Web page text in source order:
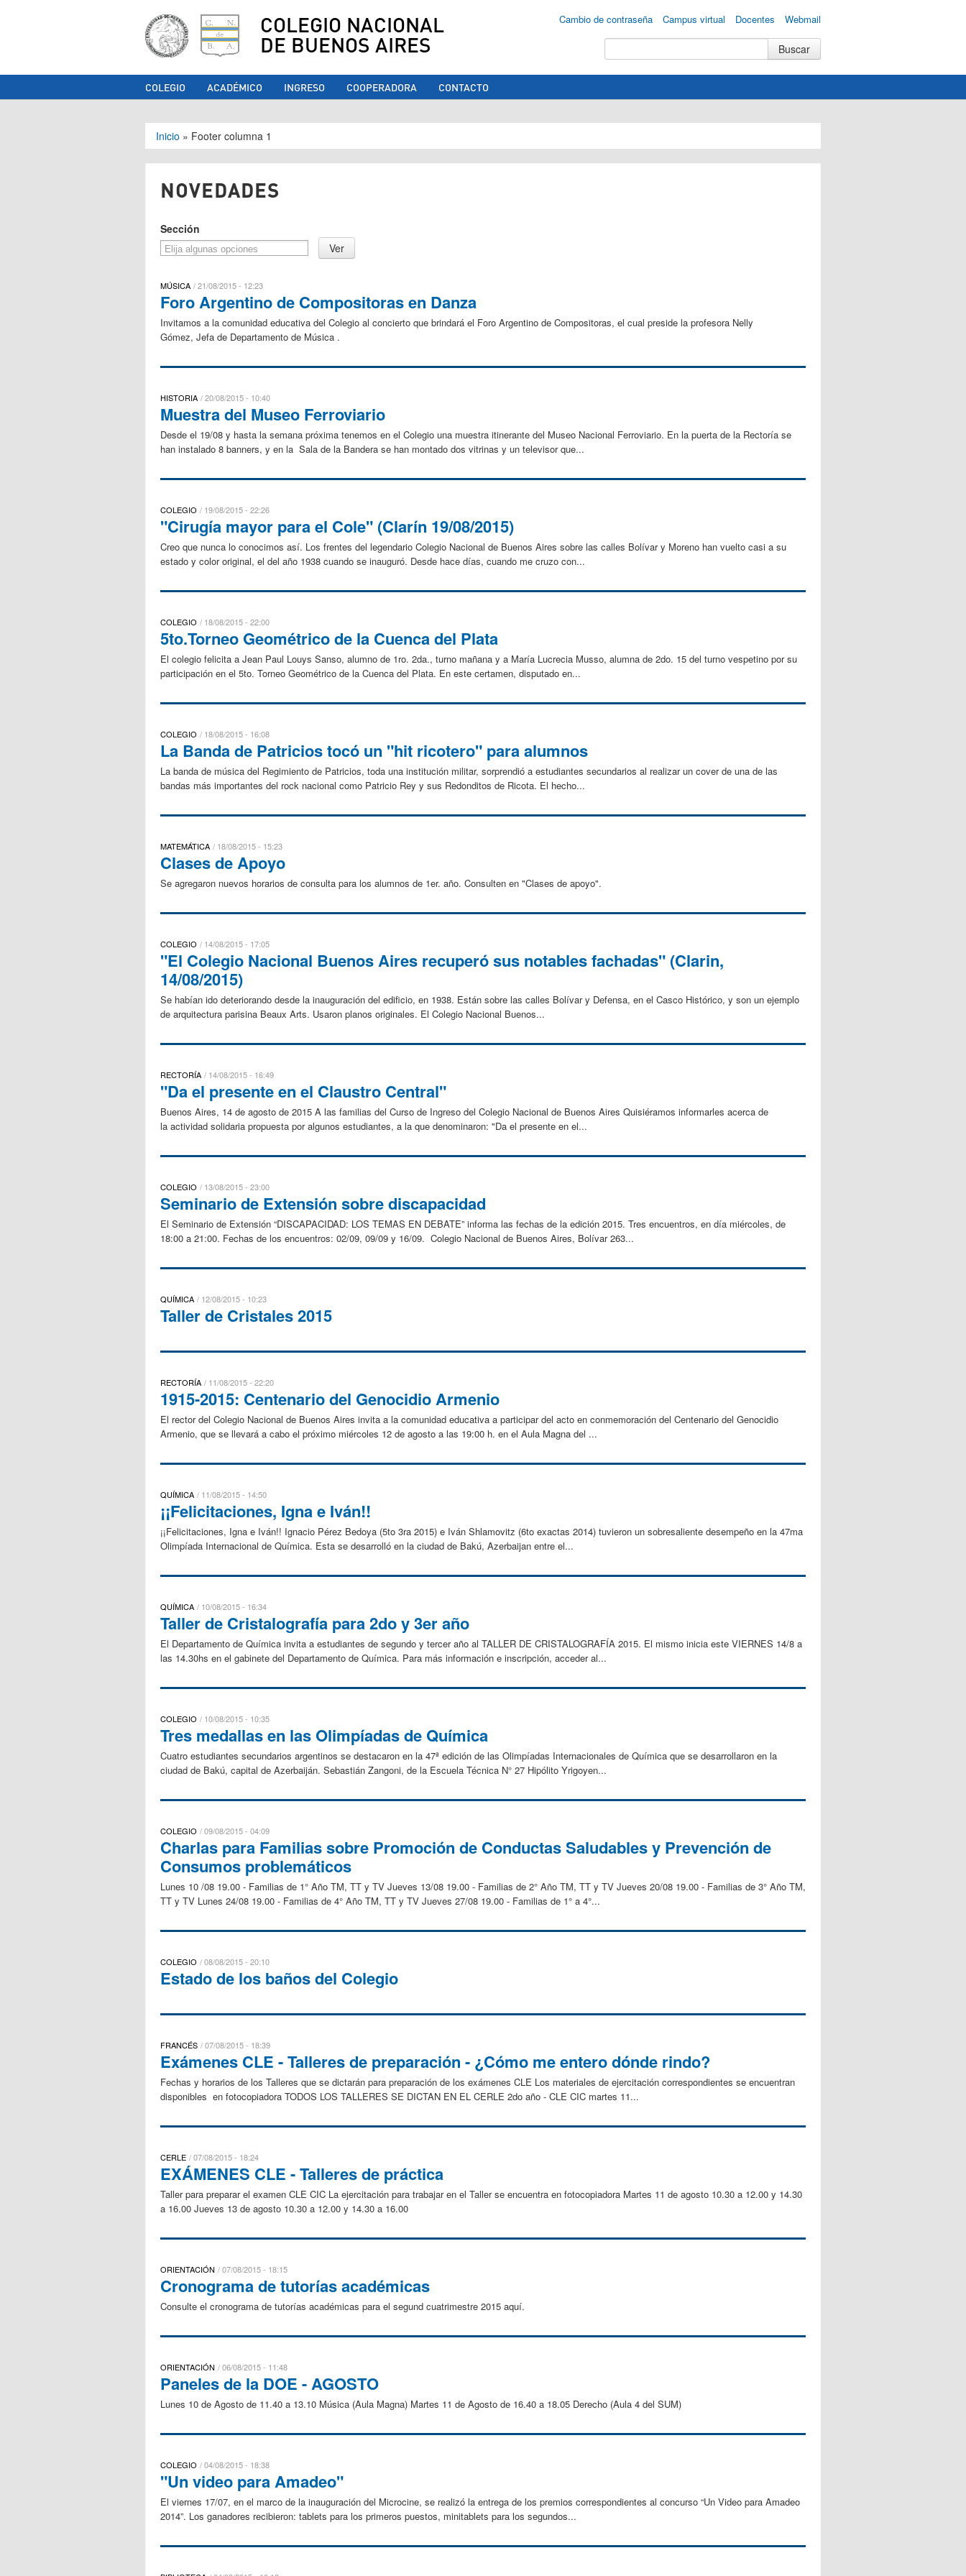
COLEGIO NACIONAL
DE BUENOS AIRES
Cambio de contraseña Campus virtual Docentes Webmail
COLEGIO ACADÉMICO INGRESO COOPERADORA CONTACTO
Se encuentra usted aquí
Inicio » Footer columna 1
NOVEDADES
Sección
MÚSICA 21/08/2015 - 12:23
Foro Argentino de Compositoras en Danza
Invitamos a la comunidad educativa del Colegio al concierto que brindará el Foro Argentino de Compositoras, el cual preside la profesora Nelly
Gómez, Jefa de Departamento de Música .
HISTORIA 20/08/2015 - 10:40
Muestra del Museo Ferroviario
Desde el 19/08 y hasta la semana próxima tenemos en el Colegio una muestra itinerante del Museo Nacional Ferroviario. En la puerta de la Rectoría se
han instalado 8 banners, y en la Sala de la Bandera se han montado dos vitrinas y un televisor que...
COLEGIO 19/08/2015 - 22:26
"Cirugía mayor para el Cole" (Clarín 19/08/2015)
Creo que nunca lo conocimos así. Los frentes del legendario Colegio Nacional de Buenos Aires sobre las calles Bolívar y Moreno han vuelto casi a su
estado y color original, el del año 1938 cuando se inauguró. Desde hace días, cuando me cruzo con...
COLEGIO 18/08/2015 - 22:00
5to.Torneo Geométrico de la Cuenca del Plata
El colegio felicita a Jean Paul Louys Sanso, alumno de 1ro. 2da., turno mañana y a María Lucrecia Musso, alumna de 2do. 15 del turno vespetino por su
participación en el 5to. Torneo Geométrico de la Cuenca del Plata. En este certamen, disputado en...
COLEGIO 18/08/2015 - 16:08
La Banda de Patricios tocó un "hit ricotero" para alumnos
La banda de música del Regimiento de Patricios, toda una institución militar, sorprendió a estudiantes secundarios al realizar un cover de una de las
bandas más importantes del rock nacional como Patricio Rey y sus Redonditos de Ricota. El hecho...
MATEMÁTICA 18/08/2015 - 15:23
Clases de Apoyo
Se agregaron nuevos horarios de consulta para los alumnos de 1er. año. Consulten en "Clases de apoyo".
COLEGIO 14/08/2015 - 17:05
"El Colegio Nacional Buenos Aires recuperó sus notables fachadas" (Clarin,
14/08/2015)
Se habían ido deteriorando desde la inauguración del edificio, en 1938. Están sobre las calles Bolívar y Defensa, en el Casco Histórico, y son un ejemplo
de arquitectura parisina Beaux Arts. Usaron planos originales. El Colegio Nacional Buenos...
RECTORÍA 14/08/2015 - 16:49
"Da el presente en el Claustro Central"
Buenos Aires, 14 de agosto de 2015 A las familias del Curso de Ingreso del Colegio Nacional de Buenos Aires Quisiéramos informarles acerca de
la actividad solidaria propuesta por algunos estudiantes, a la que denominaron: "Da el presente en el...
COLEGIO 13/08/2015 - 23:00
Seminario de Extensión sobre discapacidad
El Seminario de Extensión “DISCAPACIDAD: LOS TEMAS EN DEBATE” informa las fechas de la edición 2015. Tres encuentros, en día miércoles, de
18:00 a 21:00. Fechas de los encuentros: 02/09, 09/09 y 16/09. Colegio Nacional de Buenos Aires, Bolívar 263...
QUÍMICA 12/08/2015 - 10:23
Taller de Cristales 2015
RECTORÍA 11/08/2015 - 22:20
1915-2015: Centenario del Genocidio Armenio
El rector del Colegio Nacional de Buenos Aires invita a la comunidad educativa a participar del acto en conmemoración del Centenario del Genocidio
Armenio, que se llevará a cabo el próximo miércoles 12 de agosto a las 19:00 h. en el Aula Magna del ...
QUÍMICA 11/08/2015 - 14:50
¡¡Felicitaciones, Igna e Iván!!
¡¡Felicitaciones, Igna e Iván!! Ignacio Pérez Bedoya (5to 3ra 2015) e Iván Shlamovitz (6to exactas 2014) tuvieron un sobresaliente desempeño en la 47ma
Olimpíada Internacional de Química. Esta se desarrolló en la ciudad de Bakú, Azerbaijan entre el...
QUÍMICA 10/08/2015 - 16:34
Taller de Cristalografía para 2do y 3er año
El Departamento de Química invita a estudiantes de segundo y tercer año al TALLER DE CRISTALOGRAFÍA 2015. El mismo inicia este VIERNES 14/8 a
las 14.30hs en el gabinete del Departamento de Química. Para más información e inscripción, acceder al...
COLEGIO 10/08/2015 - 10:35
Tres medallas en las Olimpíadas de Química
Cuatro estudiantes secundarios argentinos se destacaron en la 47ª edición de las Olimpíadas Internacionales de Química que se desarrollaron en la
ciudad de Bakú, capital de Azerbaiján. Sebastián Zangoni, de la Escuela Técnica N° 27 Hipólito Yrigoyen...
COLEGIO 09/08/2015 - 04:09
Charlas para Familias sobre Promoción de Conductas Saludables y Prevención de
Consumos problemáticos
Lunes 10 /08 19.00 - Familias de 1° Año TM, TT y TV Jueves 13/08 19.00 - Familias de 2° Año TM, TT y TV Jueves 20/08 19.00 - Familias de 3° Año TM,
TT y TV Lunes 24/08 19.00 - Familias de 4° Año TM, TT y TV Jueves 27/08 19.00 - Familias de 1° a 4°...
COLEGIO 08/08/2015 - 20:10
Estado de los baños del Colegio
FRANCÉS 07/08/2015 - 18:39
Exámenes CLE - Talleres de preparación - ¿Cómo me entero dónde rindo?
Fechas y horarios de los Talleres que se dictarán para preparación de los exámenes CLE Los materiales de ejercitación correspondientes se encuentran
disponibles en fotocopiadora TODOS LOS TALLERES SE DICTAN EN EL CERLE 2do año - CLE CIC martes 11...
CERLE 07/08/2015 - 18:24
EXÁMENES CLE - Talleres de práctica
Taller para preparar el examen CLE CIC La ejercitación para trabajar en el Taller se encuentra en fotocopiadora Martes 11 de agosto 10.30 a 12.00 y 14.30
a 16.00 Jueves 13 de agosto 10.30 a 12.00 y 14.30 a 16.00
ORIENTACIÓN 07/08/2015 - 18:15
Cronograma de tutorías académicas
Consulte el cronograma de tutorías académicas para el segund cuatrimestre 2015 aquí.
ORIENTACIÓN 06/08/2015 - 11:48
Paneles de la DOE - AGOSTO
Lunes 10 de Agosto de 11.40 a 13.10 Música (Aula Magna) Martes 11 de Agosto de 16.40 a 18.05 Derecho (Aula 4 del SUM)
COLEGIO 04/08/2015 - 18:38
"Un video para Amadeo"
El viernes 17/07, en el marco de la inauguración del Microcine, se realizó la entrega de los premios correspondientes al concurso “Un Video para Amadeo
2014”. Los ganadores recibieron: tablets para los primeros puestos, minitablets para los segundos...